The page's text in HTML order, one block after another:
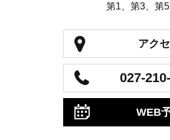
第1、第3、第
アク
027-
WEB